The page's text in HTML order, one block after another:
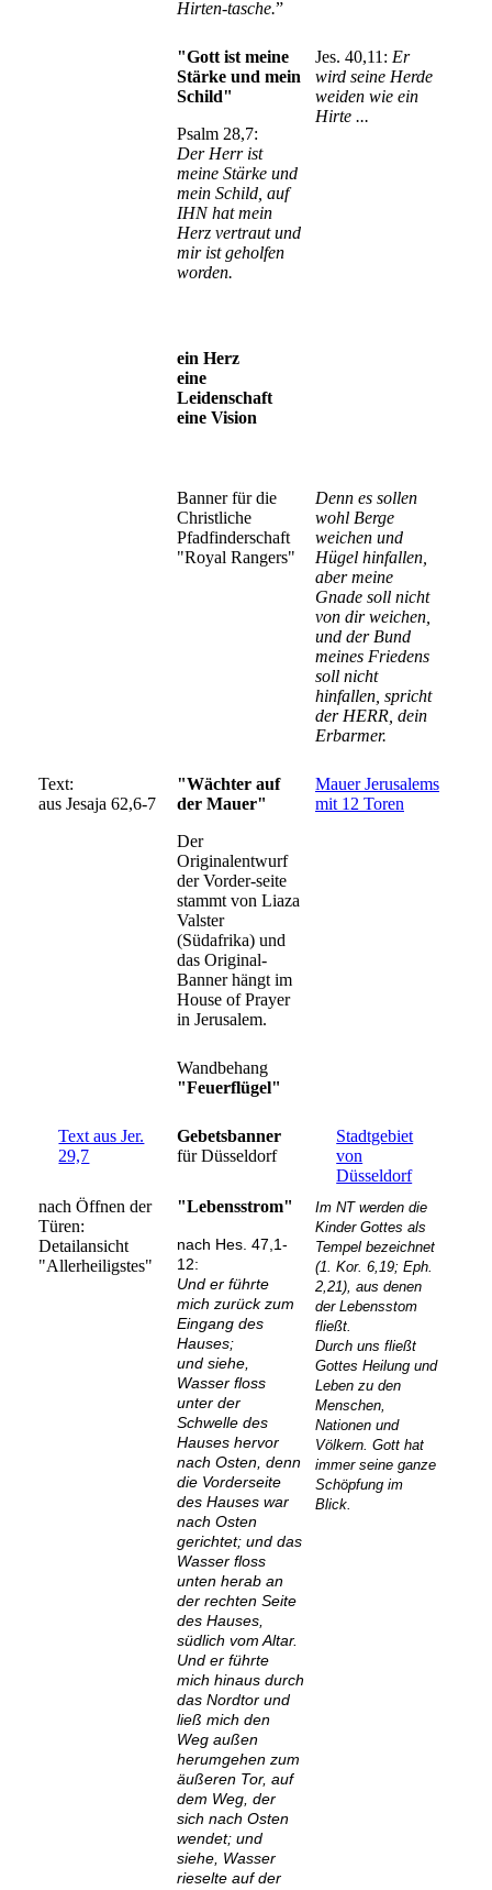
Hirten-tasche.”
"Gott ist meine
Stärke und mein
Schild"
Psalm 28,7:
Der Herr ist
meine Stärke und
mein Schild, auf
IHN hat mein
Herz vertraut und
mir ist geholfen
worden.
Jes. 40,11: Er
wird seine Herde
weiden wie ein
Hirte ...
ein Herz
eine
Leidenschaft
eine Vision
Banner für die
Christliche
Pfadfinderschaft
"Royal Rangers"
Denn es sollen
wohl Berge
weichen und
Hügel hinfallen,
aber meine
Gnade soll nicht
von dir weichen,
und der Bund
meines Friedens
soll nicht
hinfallen, spricht
der HERR, dein
Erbarmer.
Text:
aus Jesaja 62,6-7
"Wächter auf
der Mauer"
Der
Originalentwurf
der Vorder-seite
stammt von Liaza
Valster
(Südafrika) und
das Original-
Banner hängt im
House of Prayer
in Jerusalem.
Mauer Jerusalems
mit 12 Toren
Wandbehang
"Feuerflügel"
Text aus Jer.
29,7
Gebetsbanner
für Düsseldorf
Stadtgebiet
von
Düsseldorf
nach Öffnen der
Türen:
Detailansicht
"Allerheiligstes"
"Lebensstrom"
nach Hes. 47,1-
12:
Und er führte
mich zurück zum
Eingang des
Hauses;
und siehe,
Wasser floss
unter der
Schwelle des
Hauses hervor
nach Osten, denn
die Vorderseite
des Hauses war
nach Osten
gerichtet; und das
Wasser floss
unten herab an
der rechten Seite
des Hauses,
südlich vom Altar.
Und er führte
mich hinaus durch
das Nordtor und
ließ mich den
Weg außen
herumgehen zum
äußeren Tor, auf
dem Weg, der
sich nach Osten
wendet; und
siehe, Wasser
rieselte auf der
Im NT werden die
Kinder Gottes als
Tempel bezeichnet
(1. Kor. 6,19; Eph.
2,21), aus denen
der Lebensstom
fließt.
Durch uns fließt
Gottes Heilung und
Leben zu den
Menschen,
Nationen und
Völkern. Gott hat
immer seine ganze
Schöpfung im
Blick.